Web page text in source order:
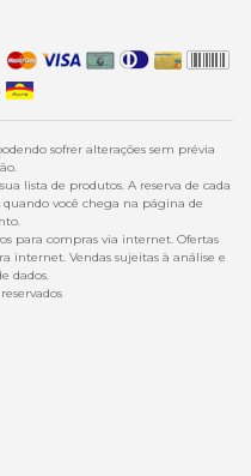
sofrer alterações sem prévia
lista de produtos. A reserva de cada
você chega na página de
para compras via internet. Ofertas
internet. Vendas sujeitas à análise e
dados.